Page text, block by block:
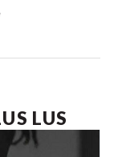
LUS